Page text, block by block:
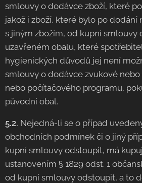
smlouvy o dodávce zboží, které
jakož i zboží, které bylo po dodání
s jiným zbožím, od kupní smlouvy
uzavřeném obalu, které
hygienických důvodů jej není
smlouvy o dodávce zvukové
nebo počítačového programu,
původní obal.
5.2. Nejedná-li se o případ
obchodních podmínek či o jiný
kupní smlouvy odstoupit, má
ustanovením § 1829 odst. 1
od kupní smlouvy odstoupit, a to